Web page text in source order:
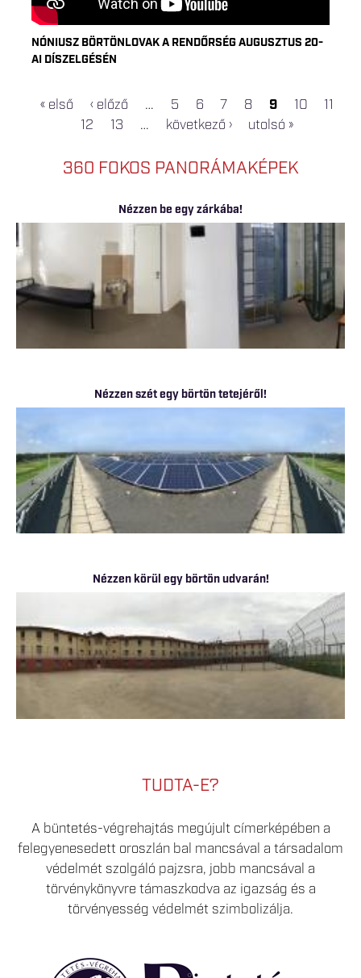
NÓNIUSZ BÖRTÖNLOVAK A RENDŐRSÉG AUGUSZTUS 20-
AI DÍSZELGÉSÉN
OLDALAK
« első ‹ előző … 5 6 7 8 9 10
11
12
13 … következő › utolsó »
360 FOKOS PANORÁMAKÉPEK
Nézzen be egy zárkába!
Nézzen szét egy börtön tetejéről!
Nézzen körül egy börtön udvarán!
TUDTA-E?
A büntetés-végrehajtás megújult címerképében a
felegyenesedett oroszlán bal mancsával a társadalom
védelmét szolgáló pajzsra, jobb mancsával a
törvénykönyvre támaszkodva az igazság és a
törvényesség védelmét szimbolizálja.